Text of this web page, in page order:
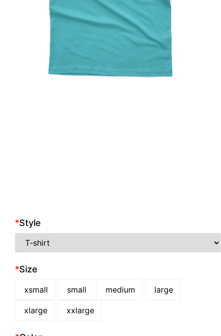
*Style
*Size
xsmall small medium large
xlarge xxlarge